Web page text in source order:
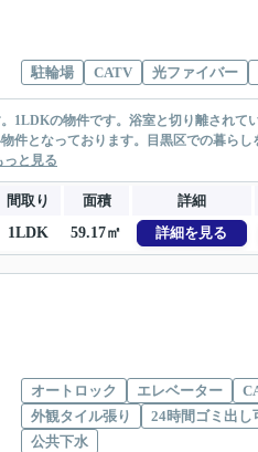
駐輪場 CATV 光ファイバー
1LDKの物件です。浴室と切り離されて
件となっております。目黒区での暮らし
っと見る
間取り 面積 詳細
1LDK 59.17㎡ 詳細を見る
オートロック エレベーター
外観タイル張り
24時間ゴミ出し
公共下水